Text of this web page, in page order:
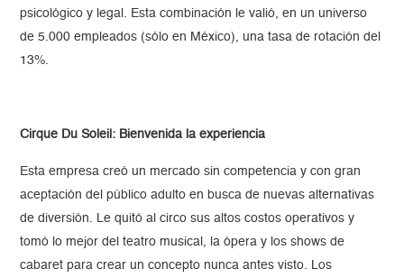
psicológico y legal. Esta combinación le valió, en un universo
de 5.000 empleados (sólo en México), una tasa de rotación del
13%.
Cirque Du Soleil: Bienvenida la experiencia
Esta empresa creó un mercado sin competencia y con gran
aceptación del público adulto en busca de nuevas alternativas
de diversión. Le quitó al circo sus altos costos operativos y
tomó lo mejor del teatro musical, la ópera y los shows de
cabaret para crear un concepto nunca antes visto. Los